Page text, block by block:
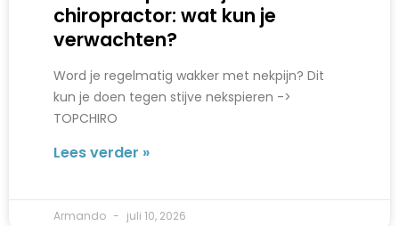
chiropractor: wat kun je
verwachten?
Word je regelmatig wakker met nekpijn? Dit
kun je doen tegen stijve nekspieren ->
TOPCHIRO
Lees verder »
Armando juli 10, 2026